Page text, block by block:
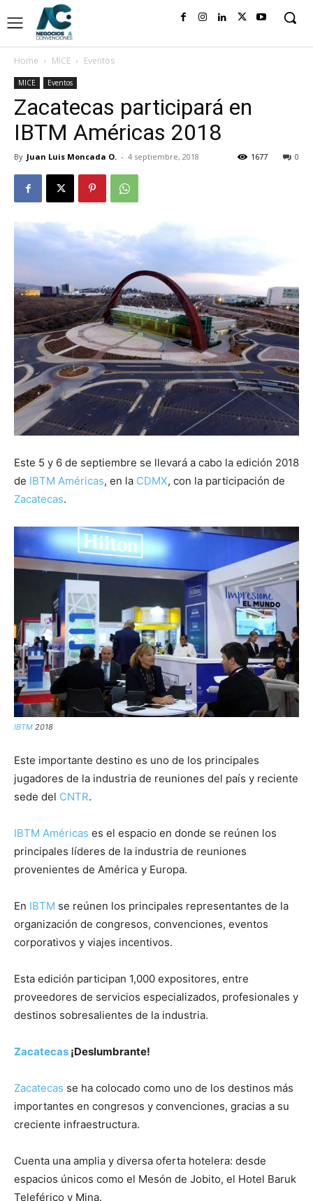
Home MICE Eventos
MICE Eventos
Zacatecas participará en
IBTM Américas 2018
By Juan Luis Moncada O. - 4 septiembre, 2018 0
1677
Este 5 y 6 de septiembre se llevará a cabo la edición 2018
de IBTM Américas, en la CDMX, con la participación de
Zacatecas.
IBTM 2018
Este importante destino es uno de los principales
jugadores de la industria de reuniones del país y reciente
sede del CNTR.
IBTM Américas es el espacio en donde se reúnen los
principales líderes de la industria de reuniones
provenientes de América y Europa.
En IBTM se reúnen los principales representantes de la
organización de congresos, convenciones, eventos
corporativos y viajes incentivos.
Esta edición participan 1,000 expositores, entre
proveedores de servicios especializados, profesionales y
destinos sobresalientes de la industria.
Zacatecas ¡Deslumbrante!
Zacatecas se ha colocado como uno de los destinos más
importantes en congresos y convenciones, gracias a su
creciente infraestructura.
Cuenta una amplia y diversa oferta hotelera: desde
espacios únicos como el Mesón de Jobito, el Hotel Baruk
Teleférico y Mina.